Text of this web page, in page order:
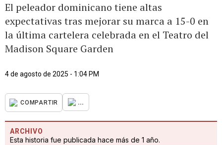
El peleador dominicano tiene altas
expectativas tras mejorar su marca a 15-0 en
la última cartelera celebrada en el Teatro del
Madison Square Garden
4 de agosto de 2025 - 1:04 PM
COMPARTIR ...
ARCHIVO
Esta historia fue publicada hace más de 1 año.